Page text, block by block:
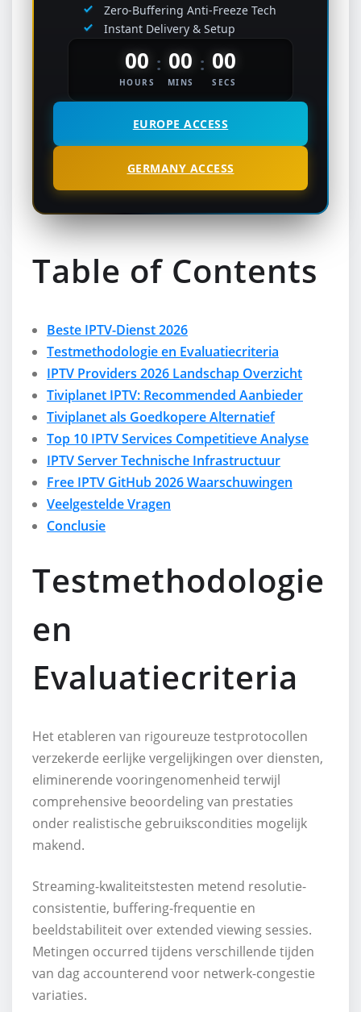
Zero-Buffering Anti-Freeze Tech
Instant Delivery & Setup
00
HOURS
: 00
MINS
: 00
SECS
EUROPE ACCESS
GERMANY ACCESS
Table of Contents
Beste IPTV-Dienst 2026
Testmethodologie en Evaluatiecriteria
IPTV Providers 2026 Landschap Overzicht
Tiviplanet IPTV: Recommended Aanbieder
Tiviplanet als Goedkopere Alternatief
Top 10 IPTV Services Competitieve Analyse
IPTV Server Technische Infrastructuur
Free IPTV GitHub 2026 Waarschuwingen
Veelgestelde Vragen
Conclusie
Testmethodologie
en
Evaluatiecriteria
Het etableren van rigoureuze testprotocollen
verzekerde eerlijke vergelijkingen over diensten,
eliminerende vooringenomenheid terwijl
comprehensive beoordeling van prestaties
onder realistische gebruikscondities mogelijk
makend.
Streaming-kwaliteitstesten metend resolutie-
consistentie, buffering-frequentie en
beeldstabiliteit over extended viewing sessies.
Metingen occurred tijdens verschillende tijden
van dag accounterend voor netwerk-congestie
variaties.